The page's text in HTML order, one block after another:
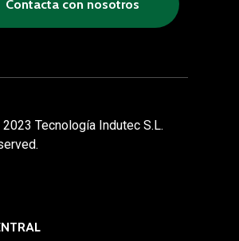
Contacta con nosotros
Tecnología Indutec S.L.